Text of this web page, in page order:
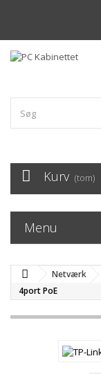
Kurv (tom)
Menu
Netværk
4port PoE